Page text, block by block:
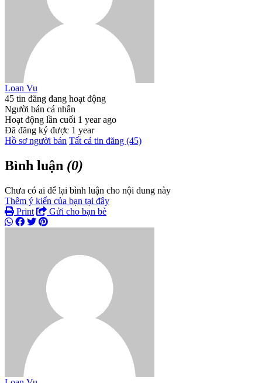
Loan Vu
45 tin đăng đang hoạt động
Người bán cá nhân
Hoạt động lần cuối 1 year ago
Đã đăng ký được 1 year
Hồ sơ người bán Tất cả tin đăng (45)
Bình luận (0)
Chưa có ai để lại bình luận cho nội dung này
Thêm ý kiến của bạn tại đây
Print
Gửi cho bạn bè